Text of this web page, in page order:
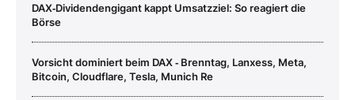
DAX‑Dividendengigant kappt Umsatzziel: So reagiert die
Börse
Vorsicht dominiert beim DAX ‑ Brenntag, Lanxess, Meta,
Bitcoin, Cloudflare, Tesla, Munich Re